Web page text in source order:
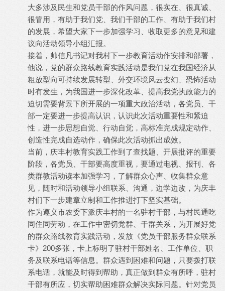
大多涉及民生和党员干部的作风问题，很实在、很真诚、
很管用，有助于我们党、我们干部的工作、有助于我们村
的发展，希望大家下一步加强学习、收取更多的意见和建
议向活动领导小组汇报。
接着，帅信凡书记对我村下一步教育活动作安排和部署，
他说，党的群众路线教育实践活动是我们党在我国经济从
粗放型向可持续发展转型、外交环境风云变幻、恐怖活动
时有发生，为我国进一步深化改革、提高我党执政能力的
迫切需要背景下所开展的一项重大政治活动，各党员、干
部一定要进一步提高认识，认识此次活动重要性和紧迫
性，进一步思想自觉、行动自觉，高标准完成规定动作、
创造性完成自选动作，确保此次活动抓出成效。
当前，庆丰村教育实践工作到了查找题、开展批评的重要
阶段，各党员、干部要高度重视，要通过电视、报刊、各
类群教活动读本加强学习，了解群众心声、收集群众意
见，随时和活动领导小组联系、沟通，边学边改，为庆丰
村们下一步建章立制和工作推进打下坚实基础。
作为遵义市农委下派庆丰村的一名驻村干部，与村民通吃
同住同劳动，在工作中密切党群、干群关系，为开展好党
的群众路线教育实践活动，发放《党员干部服务群众联系
卡》200多张，卡上标明了驻村干部姓名、工作单位、职
务及联系电话等信息。群众遇到困难和问题，只要拨打联
系电话，就能及时得到帮助，真正做到群众有所呼，驻村
干部有所应，切实帮助困难群众解决实际问题。针对党员